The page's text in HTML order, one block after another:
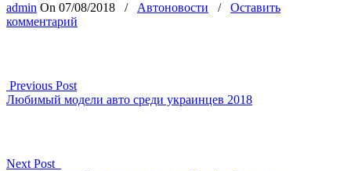
admin On 07/08/2018 / Автоновости / Оставить
комментарий
Previous Post
Любимый модели авто среди украинцев 2018
Next Post